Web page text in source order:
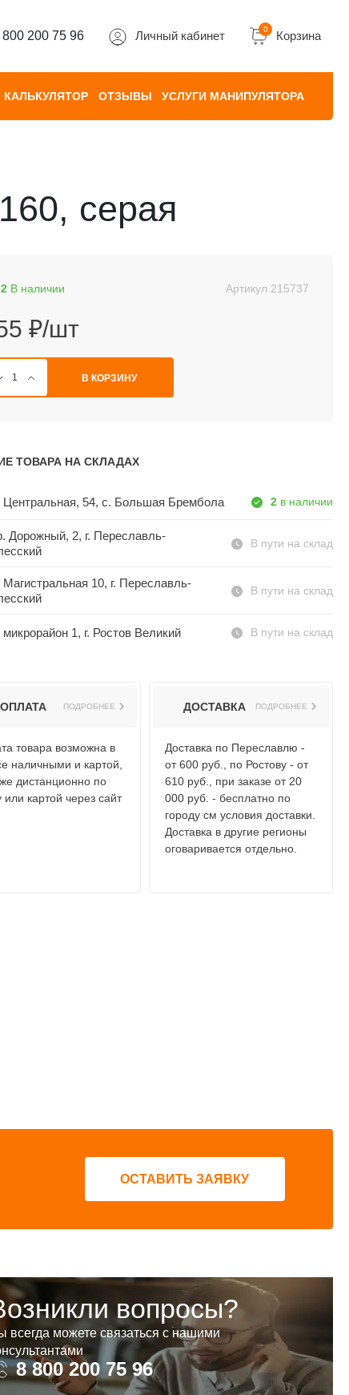
800 200 75 96 Личный кабинет 0 Корзина
КАЛЬКУЛЯТОР ОТЗЫВЫ УСЛУГИ МАНИПУЛЯТОРА
серая
2 В наличии Артикул 215737
₽/шт
В КОРЗИНУ
ТОВАРА НА СКЛАДАХ
Центральная, 54, c. Большая Брембола 2 в наличии
Дорожный, 2, г. Переславль-
В пути на склад
Магистральная 10, г. Переславль-
В пути на склад
микрорайон 1, г. Ростов Великий В пути на склад
ОПЛАТА ПОДРОБНЕЕ
товара возможна в
наличными и картой,
дистанционно по
или картой через сайт
ДОСТАВКА ПОДРОБНЕЕ
Доставка по Переславлю -
от 600 руб., по Ростову - от
610 руб., при заказе от 20
000 руб. - бесплатно по
городу см условия доставки.
Доставка в другие регионы
оговаривается отдельно.
ОСТАВИТЬ ЗАЯВКУ
вопросы?
всегда можете связаться с нашими
8 800 200 75 96 8 800 200 75 96